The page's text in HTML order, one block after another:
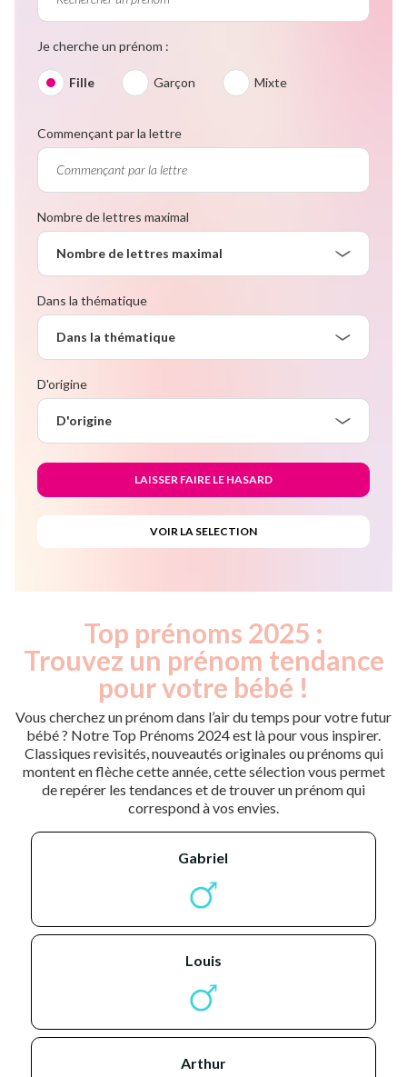
Je cherche un prénom :
Fille Garçon Mixte
Commençant par la lettre
Nombre de lettres maximal
Nombre de lettres maximal
Dans la thématique
Dans la thématique
D'origine
D'origine
Top prénoms 2025 :
Trouvez un prénom tendance
pour votre bébé !
Vous cherchez un prénom dans l’air du temps pour votre futur
bébé ? Notre Top Prénoms 2024 est là pour vous inspirer.
Classiques revisités, nouveautés originales ou prénoms qui
montent en flèche cette année, cette sélection vous permet
de repérer les tendances et de trouver un prénom qui
correspond à vos envies.
gabriel
louis
arthur